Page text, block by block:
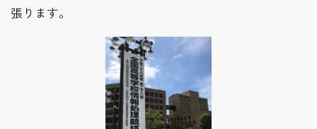
張ります。